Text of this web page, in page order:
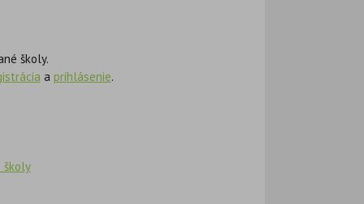
školy.
a prihlásenie.
školy